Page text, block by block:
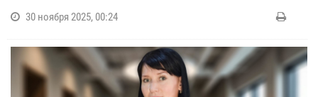
30 ноября 2025, 00:24